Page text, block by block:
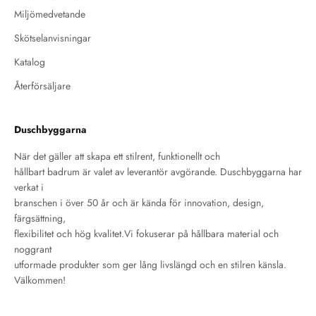
Miljömedvetande
Skötselanvisningar
Katalog
Återförsäljare
Duschbyggarna
När det gäller att skapa ett stilrent, funktionellt och
hållbart badrum är valet av leverantör avgörande. Duschbyggarna har
verkat i
branschen i över 50 år och är kända för innovation, design,
färgsättning,
flexibilitet och hög kvalitet.Vi fokuserar på hållbara material och
noggrant
utformade produkter som ger lång livslängd och en stilren känsla.
Välkommen!